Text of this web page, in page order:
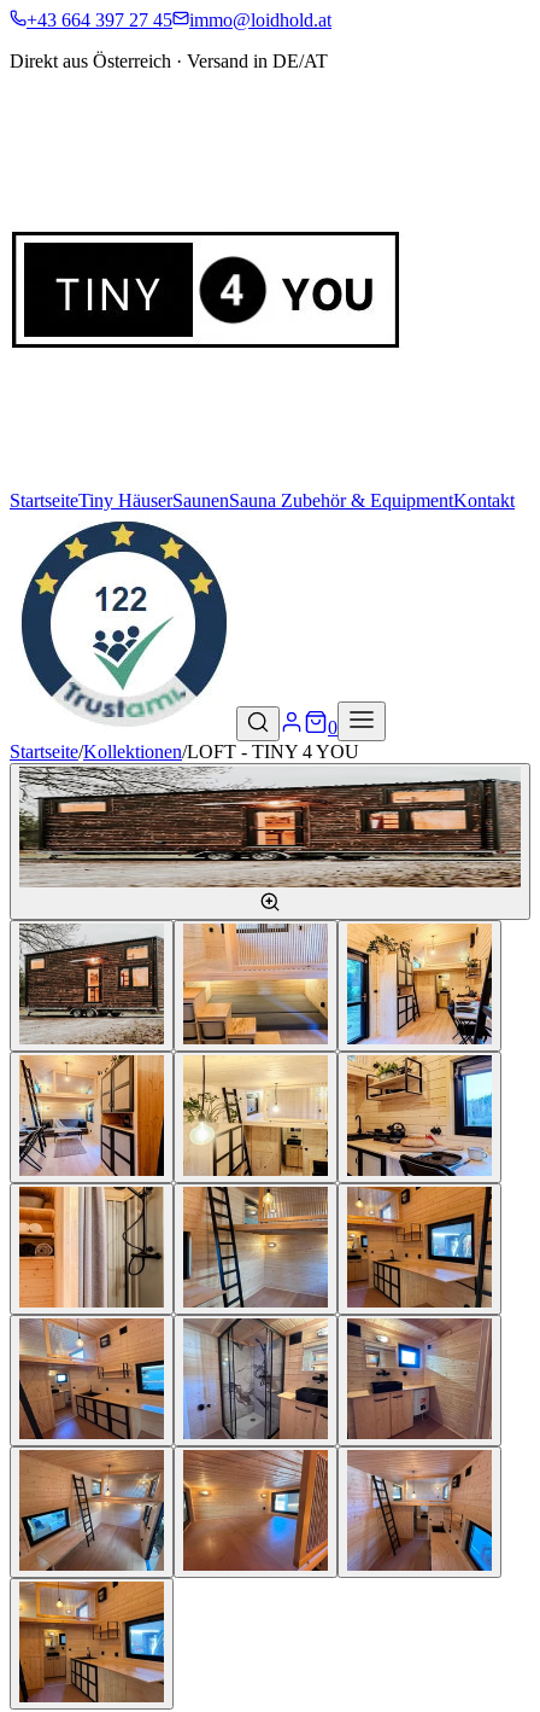
+43 664 397 27 45
immo@loidhold.at
Direkt aus Österreich · Versand in DE/AT
StartseiteTiny HäuserSaunenSauna Zubehör & EquipmentKontakt
0
Startseite/Kollektionen/LOFT - TINY 4 YOU